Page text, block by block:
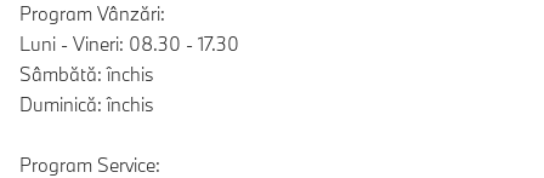
Program Vânzări:
Luni - Vineri: 08.30 - 17.30
Sâmbătă: închis
Duminică: închis
Program Service: